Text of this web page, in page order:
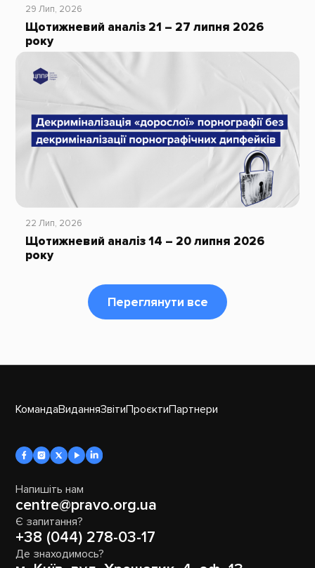
29 Лип, 2026
Щотижневий аналіз 21 – 27 липня 2026
року
22 Лип, 2026
Щотижневий аналіз 14 – 20 липня 2026
року
Переглянути все
КомандаВиданняЗвітиПроєктиПартнери
Напишіть нам
centre@pravo.org.ua
Є запитання?
+38 (044) 278-03-17
Де знаходимось?